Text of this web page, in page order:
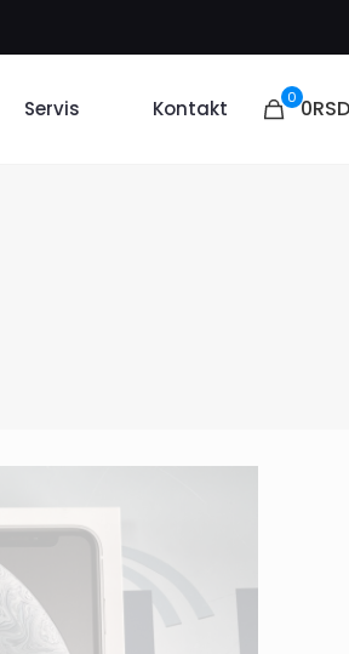
Servis Kontakt 0 0RSD